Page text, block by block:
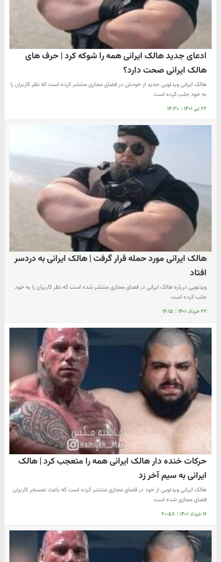
ادعای جدید هالک ایرانی همه را شوکه کرد | حرف های
هالک ایرانی صحت دارد؟
هالک ایرانی ویدئویی جدید از خودش در فضای مجازی منتشر کرده است که نظر کاربران را
به خود جلب کرده است
۲۲ تیر ۱۴۰۱ | ۱۴:۳۰
هالک ایرانی مورد حمله قرار گرفت | هالک ایرانی به دردسر
افتاد
ویدئویی درباره هالک ایرانی در فضای مجازی منتشر شده است که نظر کاربران را به خود
جلب کرده است
۲۲ خرداد ۱۴۰۱ | ۱۴:۱۵
حرکات خنده دار هالک ایرانی همه را متعجب کرد | هالک
ایرانی به سیم آخر زد
هالک ایرانی ویدئویی از خود در فضای مجازی منتشر کرده است که باعث تمسخر کاربران
فضای مجازی شده است
۱۶ خرداد ۱۴۰۱ | ۲۰:۵۸